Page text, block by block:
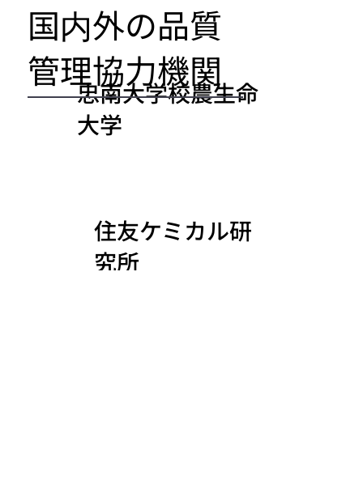
忠南大学校農生命
大学
住友ケミカル研
究所
国内外の品質
管理協力機関